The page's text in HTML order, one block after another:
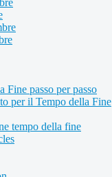
Fine passo per passo
per il Tempo della Fine
tempo della fine